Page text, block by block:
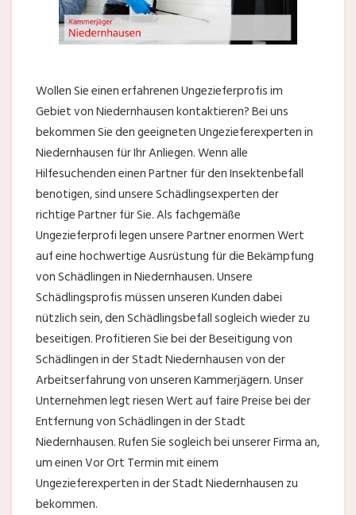
Wollen Sie einen erfahrenen Ungezieferprofis im
Gebiet von Niedernhausen kontaktieren? Bei uns
bekommen Sie den geeigneten Ungezieferexperten in
Niedernhausen für Ihr Anliegen. Wenn alle
Hilfesuchenden einen Partner für den Insektenbefall
benotigen, sind unsere Schädlingsexperten der
richtige Partner für Sie. Als fachgemäße
Ungezieferprofi legen unsere Partner enormen Wert
auf eine hochwertige Ausrüstung für die Bekämpfung
von Schädlingen in Niedernhausen. Unsere
Schädlingsprofis müssen unseren Kunden dabei
nützlich sein, den Schädlingsbefall sogleich wieder zu
beseitigen. Profitieren Sie bei der Beseitigung von
Schädlingen in der Stadt Niedernhausen von der
Arbeitserfahrung von unseren Kammerjägern. Unser
Unternehmen legt riesen Wert auf faire Preise bei der
Entfernung von Schädlingen in der Stadt
Niedernhausen. Rufen Sie sogleich bei unserer Firma an,
um einen Vor Ort Termin mit einem
Ungezieferexperten in der Stadt Niedernhausen zu
bekommen.